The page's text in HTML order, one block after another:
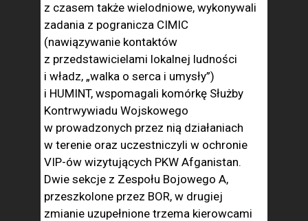
z czasem także wielodniowe, wykonywali
zadania z pogranicza CIMIC
(nawiązywanie kontaktów
z przedstawicielami lokalnej ludności
i władz, „walka o serca i umysły”)
i HUMINT, wspomagali komórkę Służby
Kontrwywiadu Wojskowego
w prowadzonych przez nią działaniach
w terenie oraz uczestniczyli w ochronie
VIP-ów wizytujących PKW Afganistan.
Dwie sekcje z Zespołu Bojowego A,
przeszkolone przez BOR, w drugiej
zmianie uzupełnione trzema kierowcami